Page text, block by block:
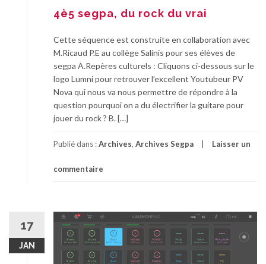
4è5 segpa, du rock du vrai
Cette séquence est construite en collaboration avec
M.Ricaud P.E au collège Salinis pour ses élèves de
segpa A.Repères culturels : Cliquons ci-dessous sur le
logo Lumni pour retrouver l’excellent Youtubeur PV
Nova qui nous va nous permettre de répondre à la
question pourquoi on a du électrifier la guitare pour
jouer du rock ? B. […]
Publié dans :Archives, Archives Segpa Laisser un
commentaire
17
JAN